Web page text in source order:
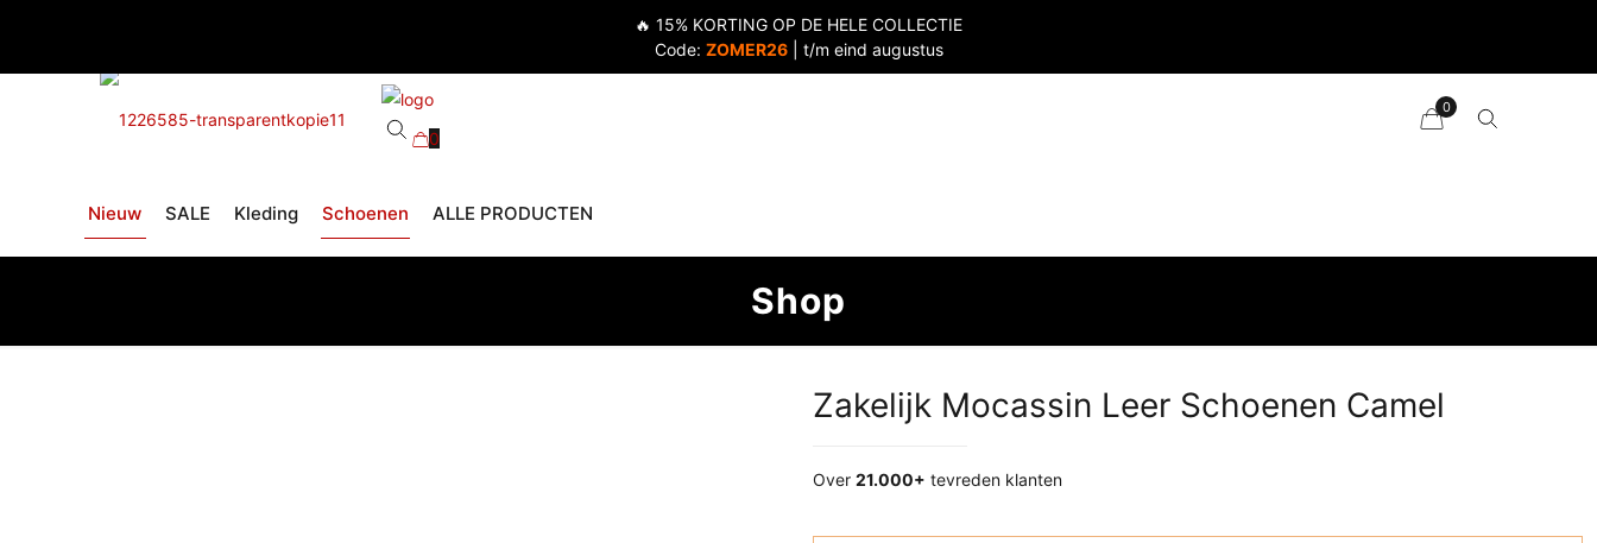
0
0
Nieuw SALE Kleding Schoenen ALLE PRODUCTEN
Shop
Zakelijk Mocassin Leer Schoenen Camel
Over 21.000+ tevreden klanten
🔥 15% KORTING OP DE HELE COLLECTIE
Code: ZOMER26| t/m eind augustus